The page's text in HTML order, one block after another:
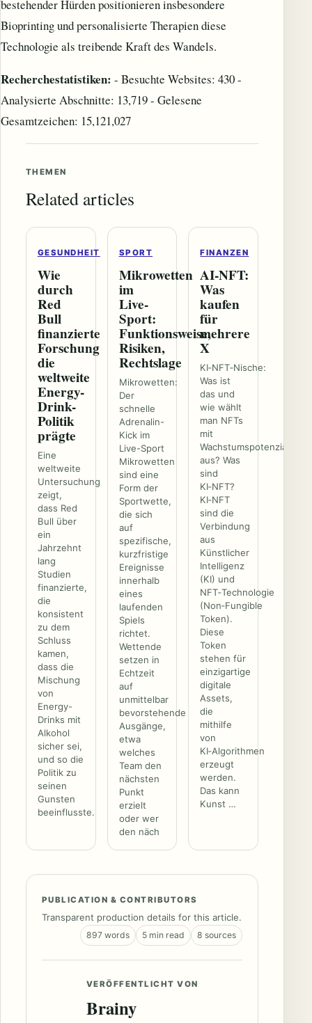
bestehender Hürden positionieren insbesondere
Bioprinting und personalisierte Therapien diese
Technologie als treibende Kraft des Wandels.
Recherchestatistiken: - Besuchte Websites: 430 -
Analysierte Abschnitte: 13,719 - Gelesene
Gesamtzeichen: 15,121,027
THEMEN
Related articles
GESUNDHEIT
Wie
durch
Red
Bull
finanzierte
Forschung
die
weltweite
Energy-
Drink-
Politik
prägte
Eine
weltweite
Untersuchung
zeigt,
dass Red
Bull über
ein
Jahrzehnt
lang
Studien
finanzierte,
die
konsistent
zu dem
Schluss
kamen,
dass die
Mischung
von
Energy-
Drinks mit
Alkohol
sicher sei,
und so die
Politik zu
seinen
Gunsten
beeinflusste.
SPORT
Mikrowetten
im
Live-
Sport:
Funktionsweise,
Risiken,
Rechtslage
Mikrowetten:
Der
schnelle
Adrenalin-
Kick im
Live-Sport
Mikrowetten
sind eine
Form der
Sportwette,
die sich
auf
spezifische,
kurzfristige
Ereignisse
innerhalb
eines
laufenden
Spiels
richtet.
Wettende
setzen in
Echtzeit
auf
unmittelbar
bevorstehende
Ausgänge,
etwa
welches
Team den
nächsten
Punkt
erzielt
oder wer
den näch
FINANZEN
AI‑NFT:
Was
kaufen
für
mehrere
X
KI‑NFT‑Nische:
Was ist
das und
wie wählt
man NFTs
mit
Wachstumspotenzial
aus? Was
sind
KI‑NFT?
KI‑NFT
sind die
Verbindung
aus
Künstlicher
Intelligenz
(KI) und
NFT‑Technologie
(Non‑Fungible
Token).
Diese
Token
stehen für
einzigartige
digitale
Assets,
die
mithilfe
von
KI‑Algorithmen
erzeugt
werden.
Das kann
Kunst …
PUBLICATION & CONTRIBUTORS
Transparent production details for this article.
897 words 5 min read 8 sources
VERÖFFENTLICHT VON
Brainy